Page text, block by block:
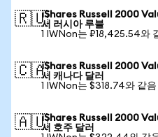
🇷🇺iShares Russell 2000
서 러시아 루블
1 IWNon는 ₽18,425.54와
🇨🇦iShares Russell 2000
서 캐나다 달러
1 IWNon는 $318.74와 같음
🇦🇺iShares Russell 2000
서 호주 달러